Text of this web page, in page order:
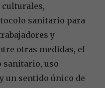
sanitario para
y
otras medidas, el
sanitario, uso
un sentido único de